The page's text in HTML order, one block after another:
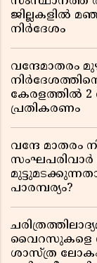
ജില്ലകളിൽ
നിർദേശം
വന്ദേമാതരം
കേരളത്തിൽ 2
പ്രതികരണം
വന്ദേ മാതരം
പാരമ്പര്യം?
വൈറസുകളെ
ശാസ്ത്ര